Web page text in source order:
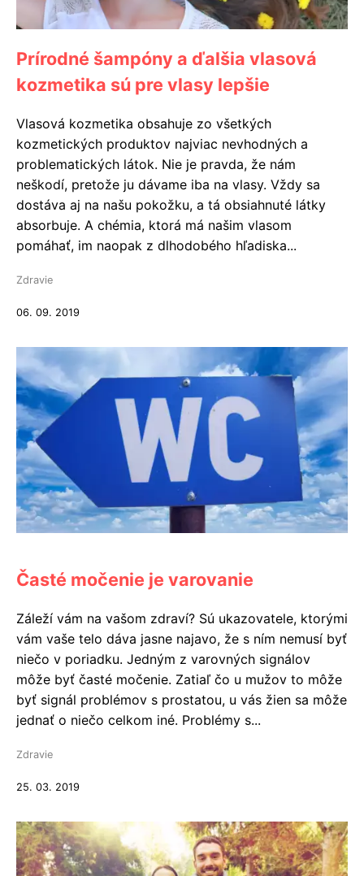
Prírodné šampóny a ďalšia vlasová
kozmetika sú pre vlasy lepšie
Vlasová kozmetika obsahuje zo všetkých
kozmetických produktov najviac nevhodných a
problematických látok. Nie je pravda, že nám
neškodí, pretože ju dávame iba na vlasy. Vždy sa
dostáva aj na našu pokožku, a tá obsiahnuté látky
absorbuje. A chémia, ktorá má našim vlasom
pomáhať, im naopak z dlhodobého hľadiska...
Zdravie
06. 09. 2019
Časté močenie je varovanie
Záleží vám na vašom zdraví? Sú ukazovatele, ktorými
vám vaše telo dáva jasne najavo, že s ním nemusí byť
niečo v poriadku. Jedným z varovných signálov
môže byť časté močenie. Zatiaľ čo u mužov to môže
byť signál problémov s prostatou, u vás žien sa môže
jednať o niečo celkom iné. Problémy s...
Zdravie
25. 03. 2019